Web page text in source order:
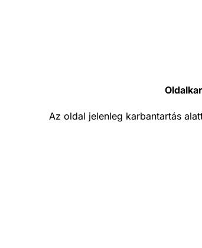
Az oldal jelenleg karbantartás